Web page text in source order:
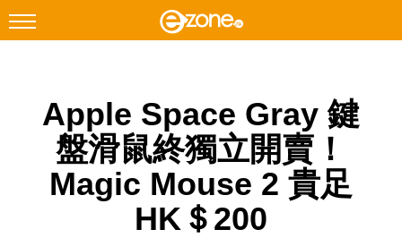
Facebook Instagram
科技焦點
網絡生活
Apple Space Gray 鍵
盤滑鼠終獨立開賣！
Magic Mouse 2 貴足
HK＄200